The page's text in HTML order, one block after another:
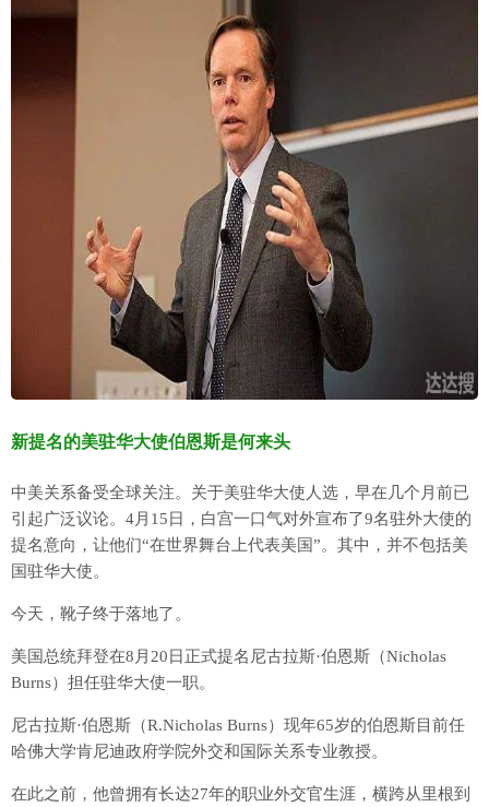
新提名的美驻华大使伯恩斯是何来头
中美关系备受全球关注。关于美驻华大使人选，早在几个月前已
引起广泛议论。4月15日，白宫一口气对外宣布了9名驻外大使的
提名意向，让他们“在世界舞台上代表美国”。其中，并不包括美
国驻华大使。
今天，靴子终于落地了。
美国总统拜登在8月20日正式提名尼古拉斯·伯恩斯（Nicholas
Burns）担任驻华大使一职。
尼古拉斯·伯恩斯（R.Nicholas Burns）现年65岁的伯恩斯目前任
哈佛大学肯尼迪政府学院外交和国际关系专业教授。
在此之前，他曾拥有长达27年的职业外交官生涯，横跨从里根到